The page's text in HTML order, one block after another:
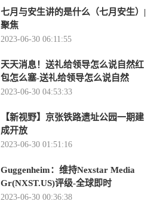
七月与安生讲的是什么（七月安生）|
聚焦
2023-06-30 06:11:55
天天消息！送礼给领导怎么说自然红
包怎么塞-送礼给领导怎么说自然
2023-06-30 04:53:33
【新视野】京张铁路遗址公园一期建
成开放
2023-06-30 01:51:16
Guggenheim：维持Nexstar Media
Gr(NXST.US)评级-全球即时
2023-06-30 00:36:38